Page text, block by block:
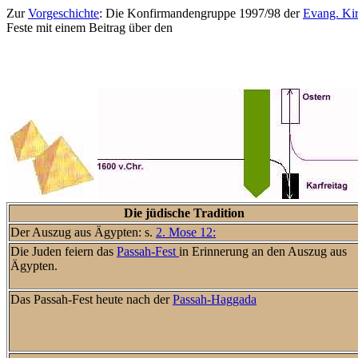
ZurVorgeschichte: Die Konfirmandengruppe 1997/98 derEvang.
Feste mit einem Beitrag über den
Die jüdische Tradition
Der Auszug aus Ägypten: s. 2. Mose 12:
Die Juden feiern das Passah-Fest in Erinnerung an den Auszug aus
Ägypten.
Das Passah-Fest heute nach derPassah-Haggada